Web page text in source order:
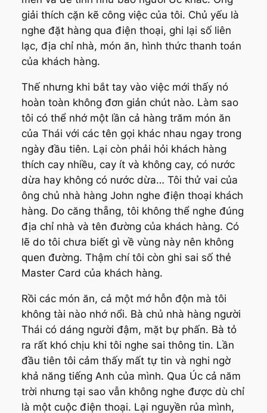
giải thích cặn kẽ công việc của tôi. Chủ yếu là
nghe đặt hàng qua điện thoại, ghi lại số liên
lạc, địa chỉ nhà, món ăn, hình thức thanh toán
của khách hàng.
Thế nhưng khi bắt tay vào việc mới thấy nó
hoàn toàn không đơn giản chút nào. Làm sao
tôi có thể nhớ một lần cả hàng trăm món ăn
của Thái với các tên gọi khác nhau ngay trong
ngày đầu tiên. Lại còn phải hỏi khách hàng
thích cay nhiều, cay ít và không cay, có nước
dừa hay không có nước dừa… Tôi thử vai của
ông chủ nhà hàng John nghe điện thoại khách
hàng. Do căng thẵng, tôi không thể nghe đúng
địa chỉ nhà và tên đường của khách hàng. Có
lẽ do tôi chưa biết gì về vùng này nên không
quen đường. Thậm chí tôi còn ghi sai số thẻ
Master Card của khách hàng.
Rồi các món ăn, cả một mớ hỗn độn mà tôi
không tài nào nhớ nổi. Bà chủ nhà hàng người
Thái có dáng người đậm, mặt bự phấn. Bà tỏ
ra rất khó chịu khi tôi nghe sai thông tin. Lần
đầu tiên tôi cảm thấy mất tự tin và nghi ngờ
khả năng tiếng Anh của mình. Qua Úc cả năm
trời nhưng tại sao vẫn không nghe được dù chỉ
là một cuộc điện thoại. Lại nguyền rủa mình,